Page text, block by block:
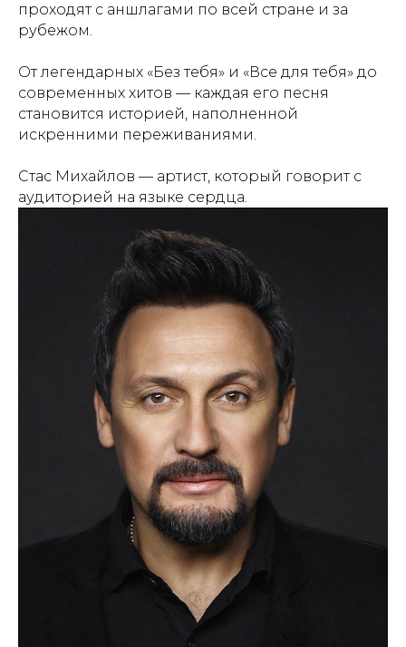
проходят с аншлагами по всей стране и за
рубежом.
От легендарных «Без тебя» и «Все для тебя» до
современных хитов — каждая его песня
становится историей, наполненной
искренними переживаниями.
Стас Михайлов — артист, который говорит с
аудиторией на языке сердца.